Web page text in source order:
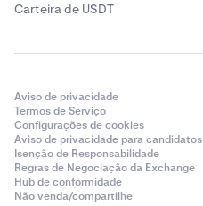
Carteira de USDT
Aviso de privacidade
Termos de Serviço
Configurações de cookies
Aviso de privacidade para candidatos
Isenção de Responsabilidade
Regras de Negociação da Exchange
Hub de conformidade
Não venda/compartilhe